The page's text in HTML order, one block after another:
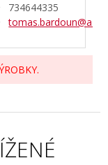
734644335